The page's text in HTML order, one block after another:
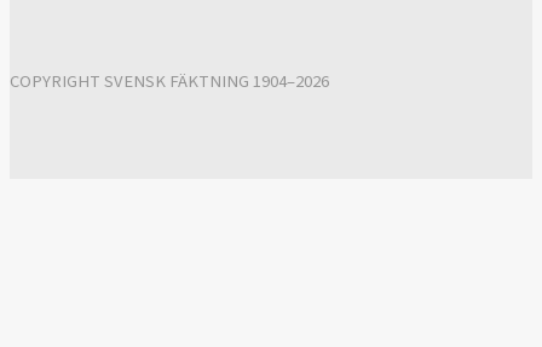
COPYRIGHT SVENSK FÄKTNING 1904–2026